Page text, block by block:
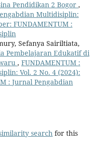
Pendidikan 2 Bogor ,
Multidisiplin:
FUNDAMENTUM :
Sefanya Sairiltiata,
Pembelajaran Edukatif di
, FUNDAMENTUM :
Vol. 2 No. 4 (2024):
: Jurnal Pengabdian
search for this